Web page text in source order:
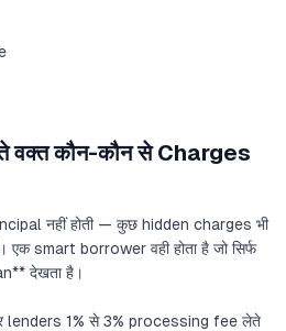
कौन-कौन से Charges
नहीं होती — कुछ hidden charges भी
smart borrower वही होता है जो सिर्फ
देखता है।
lenders 1% से 3% processing fee लेते